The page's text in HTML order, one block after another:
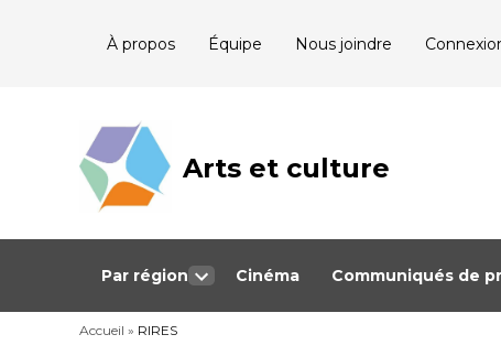
À propos Équipe Nous joindre
Arts et culture
Journalisme
Québec
Par région
dropdown
Cinéma Communiqués de
Accueil » RIRES